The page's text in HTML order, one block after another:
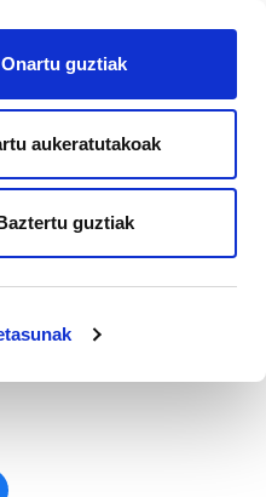
Onartu guztiak
aukeratutakoak
guztiak
AFILIATU